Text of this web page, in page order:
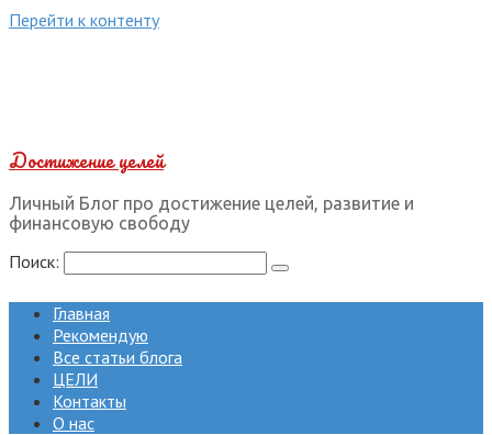
Перейти к контенту
Достижение целей
Личный Блог про достижение целей, развитие и
финансовую свободу
Поиск:
Главная
Рекомендую
Все статьи блога
ЦЕЛИ
Контакты
О нас